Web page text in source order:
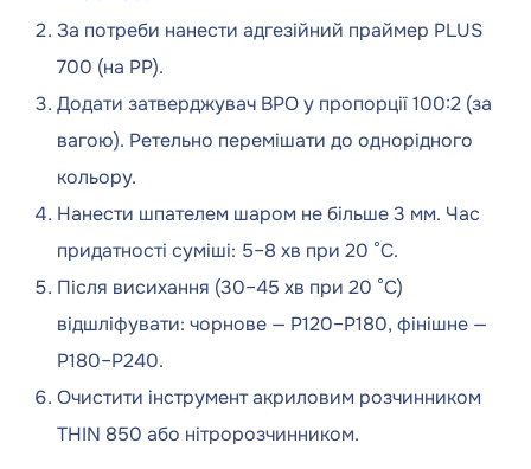
За потреби нанести адгезійний праймер PLUS
700 (на PP).
Додати затверджувач BPO у пропорції 100:2 (за
вагою). Ретельно перемішати до однорідного
кольору.
Нанести шпателем шаром не більше 3 мм. Час
придатності суміші: 5–8 хв при 20 °C.
Після висихання (30–45 хв при 20 °C)
відшліфувати: чорнове — P120–P180, фінішне —
P180–P240.
Очистити інструмент акриловим розчинником
THIN 850 або нітророзчинником.